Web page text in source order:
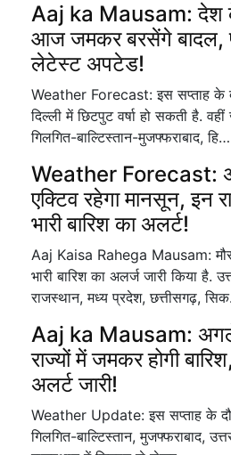
Aaj ka Mausam: देश
आज जमकर बरसेंगे बादल,
लेटेस्ट अपटेड!
Weather Forecast: इस सप्ताह के
दिल्ली में छिटपुट वर्षा हो सकती है.
गिलगित-बाल्टिस्तान-मुजफ्फराबाद, हि…
Weather Forecast:
एक्टिव रहेगा मानसून, इन
भारी बारिश का अलर्ट!
Aaj Kaisa Rahega Mausam:
भारी बारिश का अलर्ज जारी किया है.
राजस्थान, मध्य प्रदेश, छत्तीसगढ़,
Aaj ka Mausam:
राज्यों में जमकर होगी
अलर्ट जारी!
Weather Update: इस सप्ताह के
गिलगित-बाल्टिस्तान, मुजफ्फराबाद,